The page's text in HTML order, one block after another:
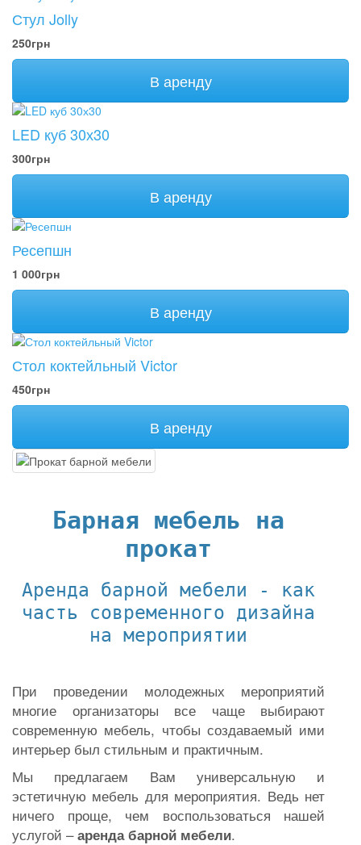
Стул Jolly
250грн
В аренду
LED куб 30х30
300грн
В аренду
Ресепшн
1 000грн
В аренду
Стол коктейльный Victor
450грн
В аренду
Барная мебель на
прокат
Аренда барной мебели - как
часть современного дизайна
на мероприятии
При проведении молодежных мероприятий
многие организаторы все чаще выбирают
современную мебель, чтобы создаваемый ими
интерьер был стильным и практичным.
Мы предлагаем Вам универсальную и
эстетичную мебель для мероприятия. Ведь нет
ничего проще, чем воспользоваться нашей
услугой –аренда барной мебели.